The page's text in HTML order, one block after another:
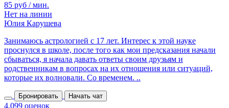
85 руб / мин.
Нет на линии
Юлия Карушева
Занимаюсь астрологией с 17 лет. Интерес к этой науке
проснулся в школе, после того как мои предсказания начали
сбываться, я начала давать ответы своим друзьям и
родственникам в вопросах на их отношения или ситуаций,
которые их волновали. Со временем. ..
Бронировать Начать чат